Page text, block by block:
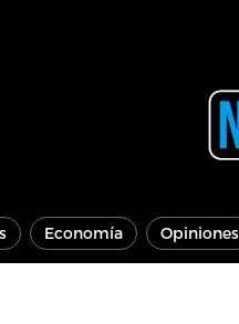
Economía Opiniones